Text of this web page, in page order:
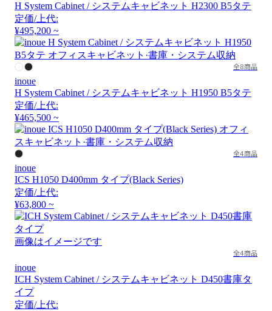
H System Cabinet / システムキャビネット H2300 B5タテ
定価/上代:
¥495,200 ~
全8商品
inoue
H System Cabinet / システムキャビネット H1950 B5タテ
定価/上代:
¥465,500 ~
全4商品
inoue
ICS H1050 D400mm タイプ(Black Series)
定価/上代:
¥63,800 ~
画像はイメージです
全4商品
inoue
ICH System Cabinet / システムキャビネット D450書庫タ
イプ
定価/上代: